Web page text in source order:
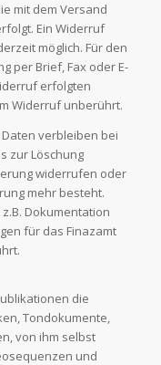
mit dem Versand
Ein Widerruf
möglich. Für den
per Brief, Fax oder E-
erfolgten
Widerruf unberührt.
verbleiben bei
zur Löschung
widerrufen oder
mehr besteht.
Dokumentation
für das Finazamt
die
Tondokumente,
von ihm selbst
und